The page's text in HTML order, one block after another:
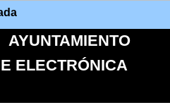
AYUNTAMIENTO
ELECTRÓNICA